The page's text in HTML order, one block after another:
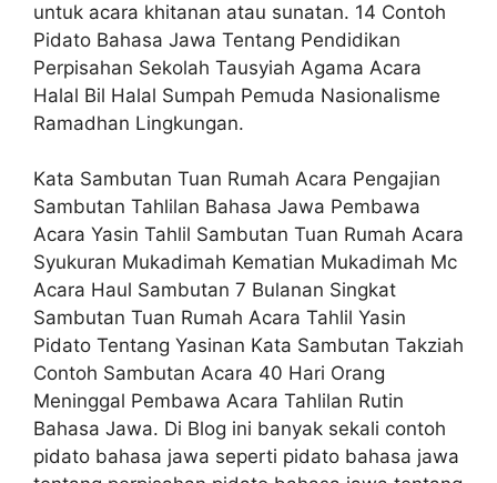
untuk acara khitanan atau sunatan. 14 Contoh
Pidato Bahasa Jawa Tentang Pendidikan
Perpisahan Sekolah Tausyiah Agama Acara
Halal Bil Halal Sumpah Pemuda Nasionalisme
Ramadhan Lingkungan.
Kata Sambutan Tuan Rumah Acara Pengajian
Sambutan Tahlilan Bahasa Jawa Pembawa
Acara Yasin Tahlil Sambutan Tuan Rumah Acara
Syukuran Mukadimah Kematian Mukadimah Mc
Acara Haul Sambutan 7 Bulanan Singkat
Sambutan Tuan Rumah Acara Tahlil Yasin
Pidato Tentang Yasinan Kata Sambutan Takziah
Contoh Sambutan Acara 40 Hari Orang
Meninggal Pembawa Acara Tahlilan Rutin
Bahasa Jawa. Di Blog ini banyak sekali contoh
pidato bahasa jawa seperti pidato bahasa jawa